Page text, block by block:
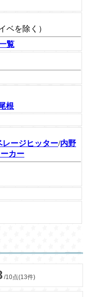
ベを除く）
覧
根
レージヒッター/内野
カー